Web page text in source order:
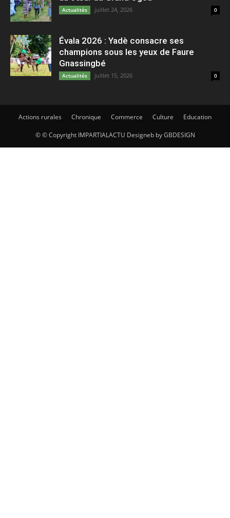
Actualités juillet 24, 2026 0
Évala 2026 : Yadè consacre ses
champions sous les yeux de Faure
Gnassingbé
Actualités juillet 15, 2026 0
Actions rurales Chronique Commerce Culture Education
© © Copyright IMPARTIALACTU Designeb by GBDESIGN